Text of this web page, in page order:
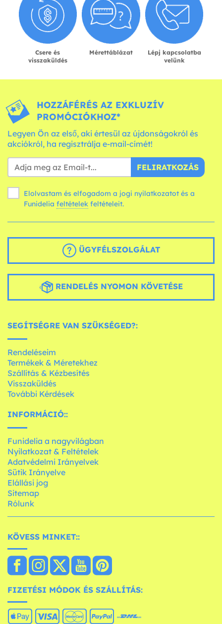
Csere és
visszaküldés
Mérettáblázat
Lépj kapcsolatba
velünk
HOZZÁFÉRÉS AZ EXKLUZÍV
PROMÓCIÓKHOZ*
Legyen Ön az első, aki értesül az újdonságokról és
akciókról, ha regisztrálja e-mail-címét!
FELIRATKOZÁS
Elolvastam és elfogadom a jogi nyilatkozatot és a
Funidelia feltételek feltételeit.
ÜGYFÉLSZOLGÁLAT
RENDELÉS NYOMON KÖVETÉSE
SEGÍTSÉGRE VAN SZÜKSÉGED?:
Rendeléseim
Termékek & Méretekhez
Szállítás & Kézbesítés
Visszaküldés
További Kérdések
INFORMÁCIÓ::
Funidelia a nagyvilágban
Nyilatkozat & Feltételek
Adatvédelmi Irányelvek
Sütik Irányelve
Elállási jog
Sitemap
Rólunk
KÖVESS MINKET::
FIZETÉSI MÓDOK ÉS SZÁLLÍTÁS: